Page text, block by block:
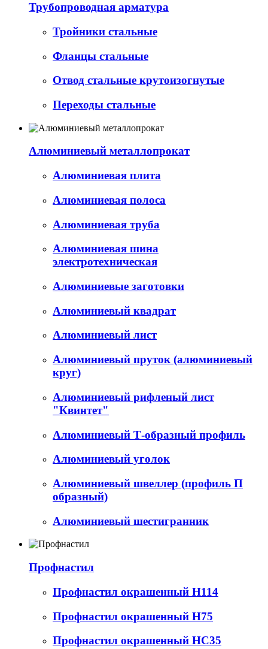
Трубопроводная арматура
Тройники стальные
Фланцы стальные
Отвод стальные крутоизогнутые
Переходы стальные
Алюминиевый металлопрокат
Алюминиевая плита
Алюминиевая полоса
Алюминиевая труба
Алюминиевая шина
электротехническая
Алюминиевые заготовки
Алюминиевый квадрат
Алюминиевый лист
Алюминиевый пруток (алюминиевый
круг)
Алюминиевый рифленый лист
"Квинтет"
Алюминиевый Т-образный профиль
Алюминиевый уголок
Алюминиевый швеллер (профиль П
образный)
Алюминиевый шестигранник
Профнастил
Профнастил окрашенный Н114
Профнастил окрашенный Н75
Профнастил окрашенный НС35